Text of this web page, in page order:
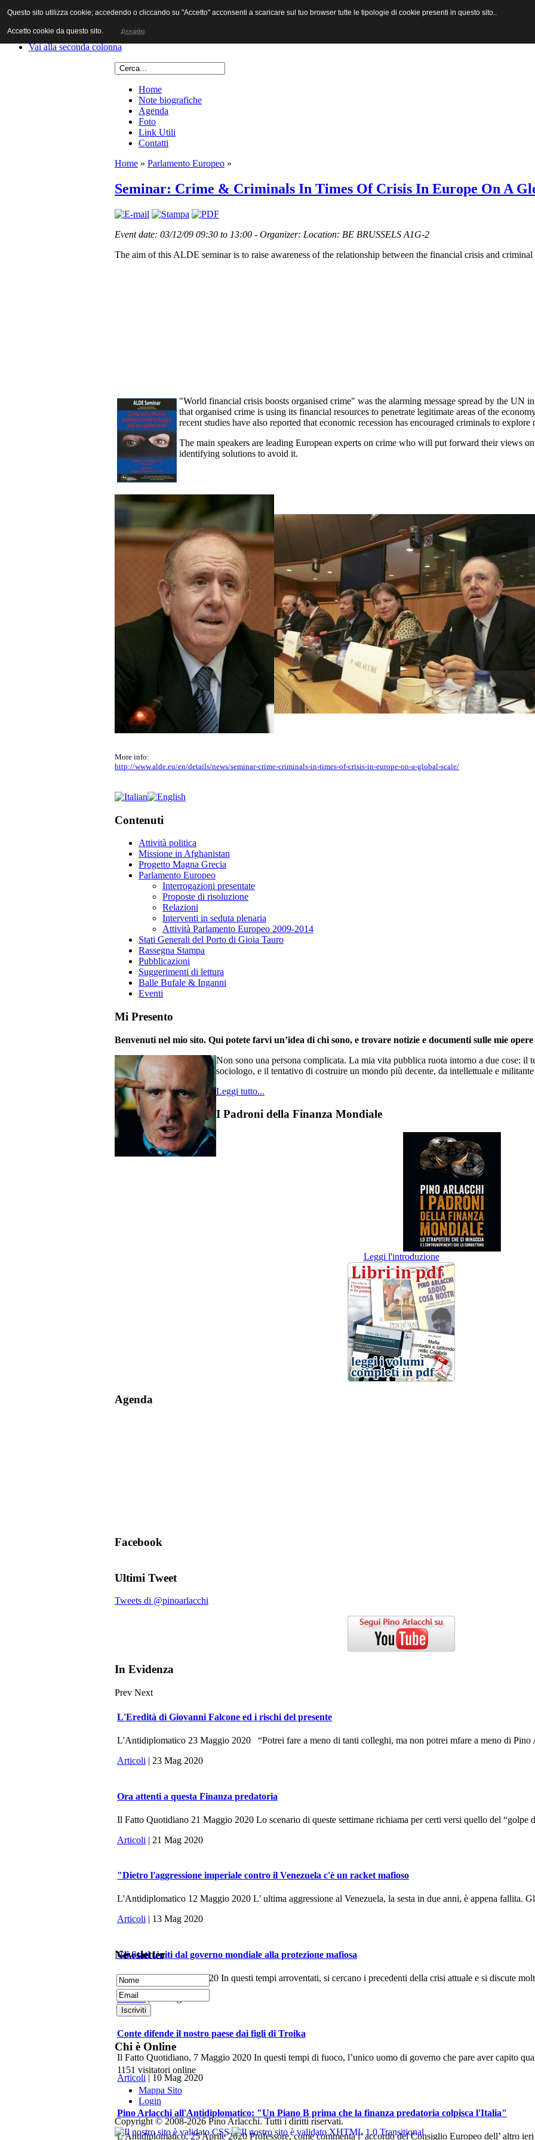
Vai al contenuto
Vai alla prima colonna
Vai alla seconda colonna
Home
Note biografiche
Agenda
Foto
Link Utili
Contatti
Home » Parlamento Europeo »
Seminar: Crime & Criminals In Times Of Crisis In Europe On A
Event date: 03/12/09 09:30 to 13:00 - Organizer: Location: BE BRUSSELS A1G-2
The aim of this ALDE seminar is to raise awareness of the relationship between the financial crisis and
"World financial crisis boosts organised crime" was the alarming message spread by the UN
that organised crime is using its financial resources to penetrate legitimate areas of the
recent studies have also reported that economic recession has encouraged criminals to explore
The main speakers are leading European experts on crime who will put forward their views
identifying solutions to avoid it.
More info:
http://www.alde.eu/en/details/news/seminar-crime-criminals-in-times-of-crisis-in-europe-on-a-global-scale/
Contenuti
Attività politica
Missione in Afghanistan
Progetto Magna Grecia
Parlamento Europeo
Interrogazioni presentate
Proposte di risoluzione
Relazioni
Interventi in seduta plenaria
Attività Parlamento Europeo 2009-2014
Stati Generali del Porto di Gioia Tauro
Rassegna Stampa
Pubblicazioni
Suggerimenti di lettura
Balle Bufale & Inganni
Eventi
Mi Presento
Benvenuti nel mio sito. Qui potete farvi un’idea di chi sono, e trovare notizie e documenti sulle mie
Non sono una persona complicata. La mia vita pubblica ruota intorno a due cose: il
sociologo, e il tentativo di costruire un mondo più decente, da intellettuale e
Leggi tutto...
I Padroni della Finanza Mondiale
Leggi l'introduzione
Agenda
Facebook
Ultimi Tweet
Tweets di @pinoarlacchi
In Evidenza
Prev Next
L'Eredità di Giovanni Falcone ed i rischi del presente
L'Antidiplomatico 23 Maggio 2020 “Potrei fare a meno di tanti colleghi, ma non potrei mfare a meno di
Articoli | 23 Mag 2020
Ora attenti a questa Finanza predatoria
Il Fatto Quotidiano 21 Maggio 2020 Lo scenario di queste settimane richiama per certi versi quello del “golpe
Articoli | 21 Mag 2020
"Dietro l'aggressione imperiale contro il Venezuela c'è un racket mafioso
L'Antidiplomatico 12 Maggio 2020 L’ ultima aggressione al Venezuela, la sesta in due anni, è appena fallita.
Articoli | 13 Mag 2020
Gli Stati Uniti dal governo mondiale alla protezione mafiosa
La Fionda, 7 Maggio 2020 In questi tempi arroventati, si cercano i precedenti della crisi attuale e si discute
Articoli
Conte difende il nostro paese dai figli di Troika
Il Fatto Quotidiano, 7 Maggio 2020 In questi tempi di fuoco, l’unico uomo di governo che pare aver capito
Articoli | 10 Mag 2020
Pino Arlacchi all'Antidiplomatico: "Un Piano B prima che la finanza predatoria colpisca l'Italia"
L'Antidiplomatico, 25 Aprile 2020 Professore, come commenta l’ accordo del Consiglio Europeo dell’ altro
Newsletter
Chi è Online
1151 visitatori online
Mappa Sito
Login
Copyright © 2008-2026 Pino Arlacchi. Tutti i diritti riservati.
Questo sito utilizza cookie; accedendo o cliccando su "Accetto" acconsenti a scaricare sul tuo browser tutte le tipologie di cookie presenti in questo sito..
Accetto cookie da questo sito. Accetto